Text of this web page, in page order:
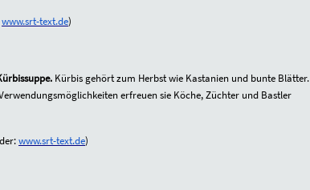
www.srt-text.de)
Kürbis gehört zum Herbst wie Kastanien und bunte Blätter.
erfreuen sie Köche, Züchter und Bastler
www.srt-text.de)